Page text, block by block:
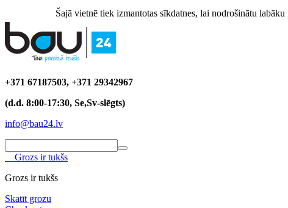
Šajā vietnē tiek izmantotas sīkdatnes, lai nodrošinātu
+371 67187503, +371 29342967
(d.d. 8:00-17:30, Se,Sv-slēgts)
info@bau24.lv
Grozs ir tukšs
Grozs ir tukšs
Skatīt grozu